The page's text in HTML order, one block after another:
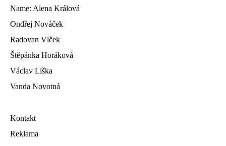
Name: Alena Králová
Ondřej Nováček
Radovan Vlček
Štěpánka Horáková
Václav Liška
Vanda Novotná
Kontakt
Reklama